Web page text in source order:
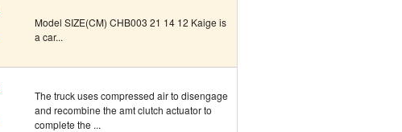
Model SIZE(CM) CHB003 21 14 12 Kaige is
a car...
The truck uses compressed air to disengage
and recombine the amt clutch actuator to
complete the ...